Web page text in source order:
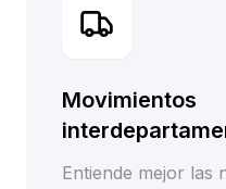
Movimientos
Entiende mejor las